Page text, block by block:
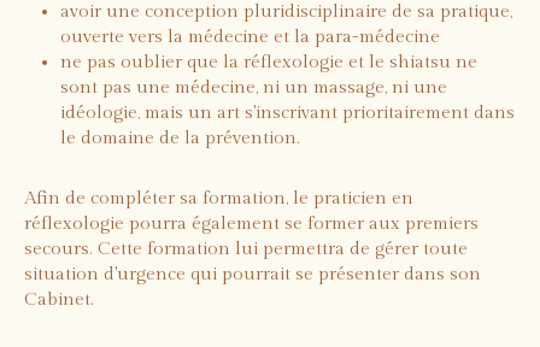
avoir une conception pluridisciplinaire de sa pratique,
ouverte vers la médecine et la para-médecine
ne pas oublier que la réflexologie et le shiatsu ne
sont pas une médecine, ni un massage, ni une
idéologie, mais un art s'inscrivant prioritairement dans
le domaine de la prévention.
Afin de compléter sa formation, le praticien en
réflexologie pourra également se former aux premiers
secours. Cette formation lui permettra de gérer toute
situation d'urgence qui pourrait se présenter dans son
Cabinet.